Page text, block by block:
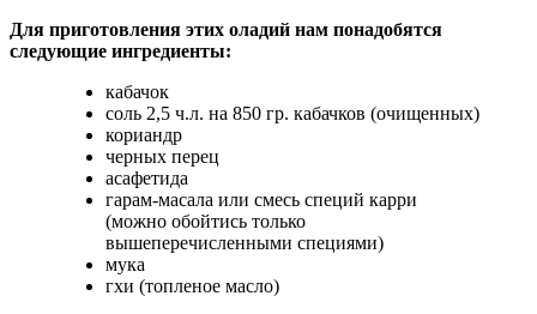
Для приготовления этих оладий нам понадобятся
следующие ингредиенты:
кабачок
соль 2,5 ч.л. на 850 гр. кабачков (очищенных)
кориандр
черных перец
асафетида
гарам-масала или смесь специй карри
(можно обойтись только
вышеперечисленными специями)
мука
гхи (топленое масло)